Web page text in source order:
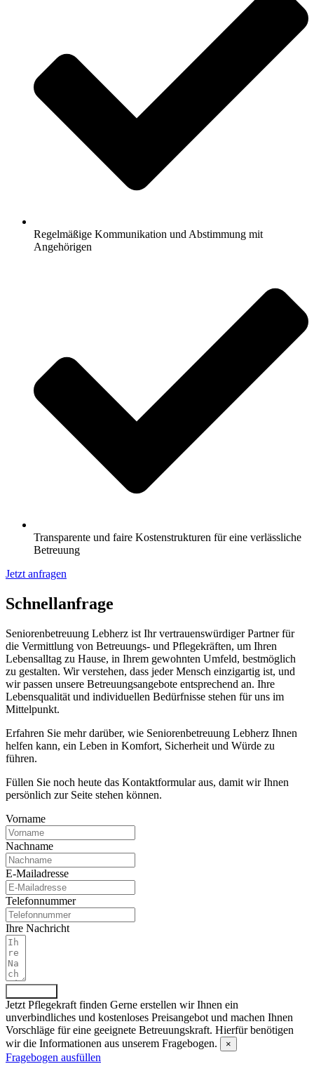
Regelmäßige Kommunikation und Abstimmung mit
Angehörigen
Transparente und faire Kostenstrukturen für eine verlässliche
Betreuung
Jetzt anfragen
Schnell­anfrage
Seniorenbetreuung Lebherz ist Ihr vertrauenswürdiger Partner für
die Vermittlung von Betreuungs- und Pflegekräften, um Ihren
Lebensalltag zu Hause, in Ihrem gewohnten Umfeld, bestmöglich
zu gestalten. Wir verstehen, dass jeder Mensch einzigartig ist, und
wir passen unsere Betreuungsangebote entsprechend an. Ihre
Lebensqualität und individuellen Bedürfnisse stehen für uns im
Mittelpunkt.
Erfahren Sie mehr darüber, wie Seniorenbetreuung Lebherz Ihnen
helfen kann, ein Leben in Komfort, Sicherheit und Würde zu
führen.
Füllen Sie noch heute das Kontaktformular aus, damit wir Ihnen
persönlich zur Seite stehen können.
Vorname
Nachname
E-Mailadresse
Telefonnummer
Ihre Nachricht
Jetzt Pflegekraft finden Gerne erstellen wir Ihnen ein
unverbindliches und kostenloses Preisangebot und machen Ihnen
Vorschläge für eine geeignete Betreuungskraft. Hierfür benötigen
wir die Informationen aus unserem Fragebogen.
×
Fragebogen ausfüllen